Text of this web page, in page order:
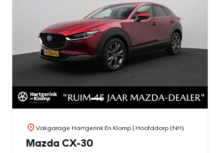
Vakgarage Hartgerink En Klomp| Hoofddorp (NH)
Mazda CX-30